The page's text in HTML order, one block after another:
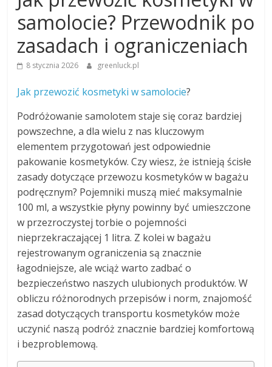
samolocie? Przewodnik po
zasadach i ograniczeniach
8 stycznia 2026 greenluck.pl
Jak przewozić kosmetyki w samolocie?
Podróżowanie samolotem staje się coraz bardziej
powszechne, a dla wielu z nas kluczowym
elementem przygotowań jest odpowiednie
pakowanie kosmetyków. Czy wiesz, że istnieją ścisłe
zasady dotyczące przewozu kosmetyków w bagażu
podręcznym? Pojemniki muszą mieć maksymalnie
100 ml, a wszystkie płyny powinny być umieszczone
w przezroczystej torbie o pojemności
nieprzekraczającej 1 litra. Z kolei w bagażu
rejestrowanym ograniczenia są znacznie
łagodniejsze, ale wciąż warto zadbać o
bezpieczeństwo naszych ulubionych produktów. W
obliczu różnorodnych przepisów i norm, znajomość
zasad dotyczących transportu kosmetyków może
uczynić naszą podróż znacznie bardziej komfortową
i bezproblemową.